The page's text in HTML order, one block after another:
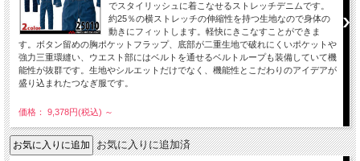
でスタイリッシュに着こなせるストレッチデニムです。
約25％の横ストレッチの伸縮性を持つ生地なので身体の
動きにフィットします。軽快にきこなすことができま
す。ボタン留めの胸ポケットフラップ、底部が二重生地で破れにくいポケットや
強力三重環縫い、ウエスト部にはベルトを通せるベルトループも装備していて機
能性が抜群です。生地やシルエットだけでなく、機能性とこだわりのアイデアが
盛り込まれたつなぎ服です。
価格： 9,378円(税込) ～
お気に入りに追加済